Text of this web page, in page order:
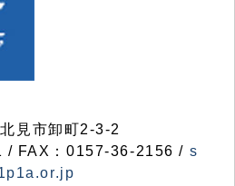
見市卸町2-3-2
/ FAX：0157-36-2156 / s